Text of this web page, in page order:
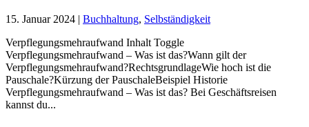
15. Januar 2024 | Buchhaltung, Selbständigkeit
Verpflegungsmehraufwand Inhalt Toggle
Verpflegungsmehraufwand – Was ist das?Wann gilt der
Verpflegungsmehraufwand?RechtsgrundlageWie hoch ist die
Pauschale?Kürzung der PauschaleBeispiel Historie
Verpflegungsmehraufwand – Was ist das? Bei Geschäftsreisen
kannst du...